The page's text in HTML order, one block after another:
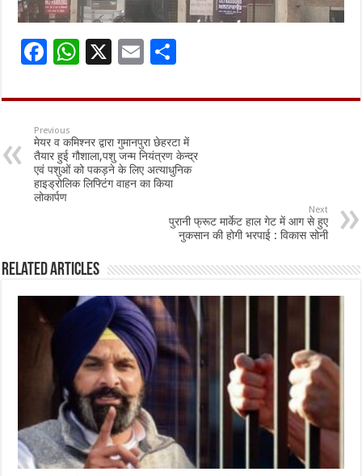
F
e
b
o
o
k
W
at
p
p
X
E
ai ar
e
Previous
मेयर व कमिश्नर द्वारा गुमानपुरा छेहरटा में
तैयार हुई गौशाला,पशु जन्म नियंत्रण केन्द्र
एवं पशुओं को पकड़ने के लिए अत्याधुनिक
हाइड्रोलिक लिफ्टिंग वाहन का किया
लोकार्पण
Next
पुरानी फ्रूट मार्केट हाल गेट में आग से हुए
नुकसान की होगी भरपाई : विकास सोनी
Related Articles